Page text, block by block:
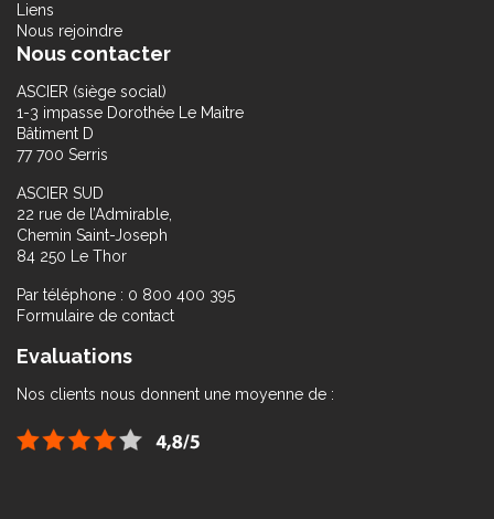
Liens
Nous rejoindre
Nous contacter
ASCIER (siège social)
1-3 impasse Dorothée Le Maitre
Bâtiment D
77 700 Serris
ASCIER SUD
22 rue de l’Admirable,
Chemin Saint-Joseph
84 250 Le Thor
Par téléphone : 0 800 400 395
Formulaire de contact
Evaluations
Nos clients nous donnent une moyenne de :